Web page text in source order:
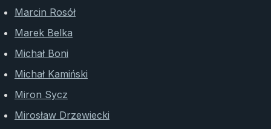
Marcin Rosół
Marek Belka
Michał Boni
Michał Kamiński
Miron Sycz
Mirosław Drzewiecki